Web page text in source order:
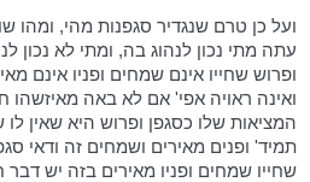
ועל כן טרם שנגדיר סגפנות מהי, ומהו
עתה מתי נכון לנהוג בה, ומתי לא נכון
ופרוש שחייו אינם שמחים ופניו אינם
ואינה ראויה אפי' אם לא באה מאיזשהו
המציאות שלו כסגפן ופרוש היא שאין
תמיד' ופנים מאירים ושמחים זה ודאי
שחייו שמחים ופניו מאירים בזה יש דבר